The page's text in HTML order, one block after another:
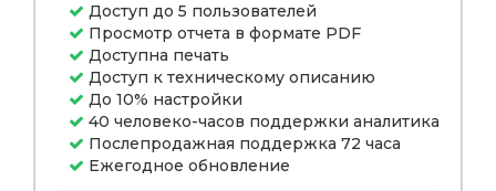
Доступ до 5 пользователей
Просмотр отчета в формате PDF
Доступна печать
Доступ к техническому описанию
До 10% настройки
40 человеко-часов поддержки аналитика
Послепродажная поддержка 72 часа
Ежегодное обновление